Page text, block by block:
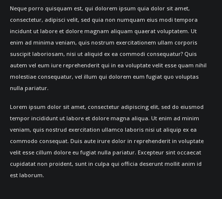
Neque porro quisquam est, qui dolorem ipsum quia dolor sit amet,
consectetur, adipisci velit, sed quia non numquam eius modi tempora
incidunt ut labore et dolore magnam aliquam quaerat voluptatem. Ut
enim ad minima veniam, quis nostrum exercitationem ullam corporis
suscipit laboriosam, nisi ut aliquid ex ea commodi consequatur? Quis
autem vel eum iure reprehenderit qui in ea voluptate velit esse quam nihil
molestiae consequatur, vel illum qui dolorem eum fugiat quo voluptas
nulla pariatur.
Lorem ipsum dolor sit amet, consectetur adipiscing elit, sed do eiusmod
tempor incididunt ut labore et dolore magna aliqua. Ut enim ad minim
veniam, quis nostrud exercitation ullamco laboris nisi ut aliquip ex ea
commodo consequat. Duis aute irure dolor in reprehenderit in voluptate
velit esse cillum dolore eu fugiat nulla pariatur. Excepteur sint occaecat
cupidatat non proident, sunt in culpa qui officia deserunt mollit anim id
est laborum.